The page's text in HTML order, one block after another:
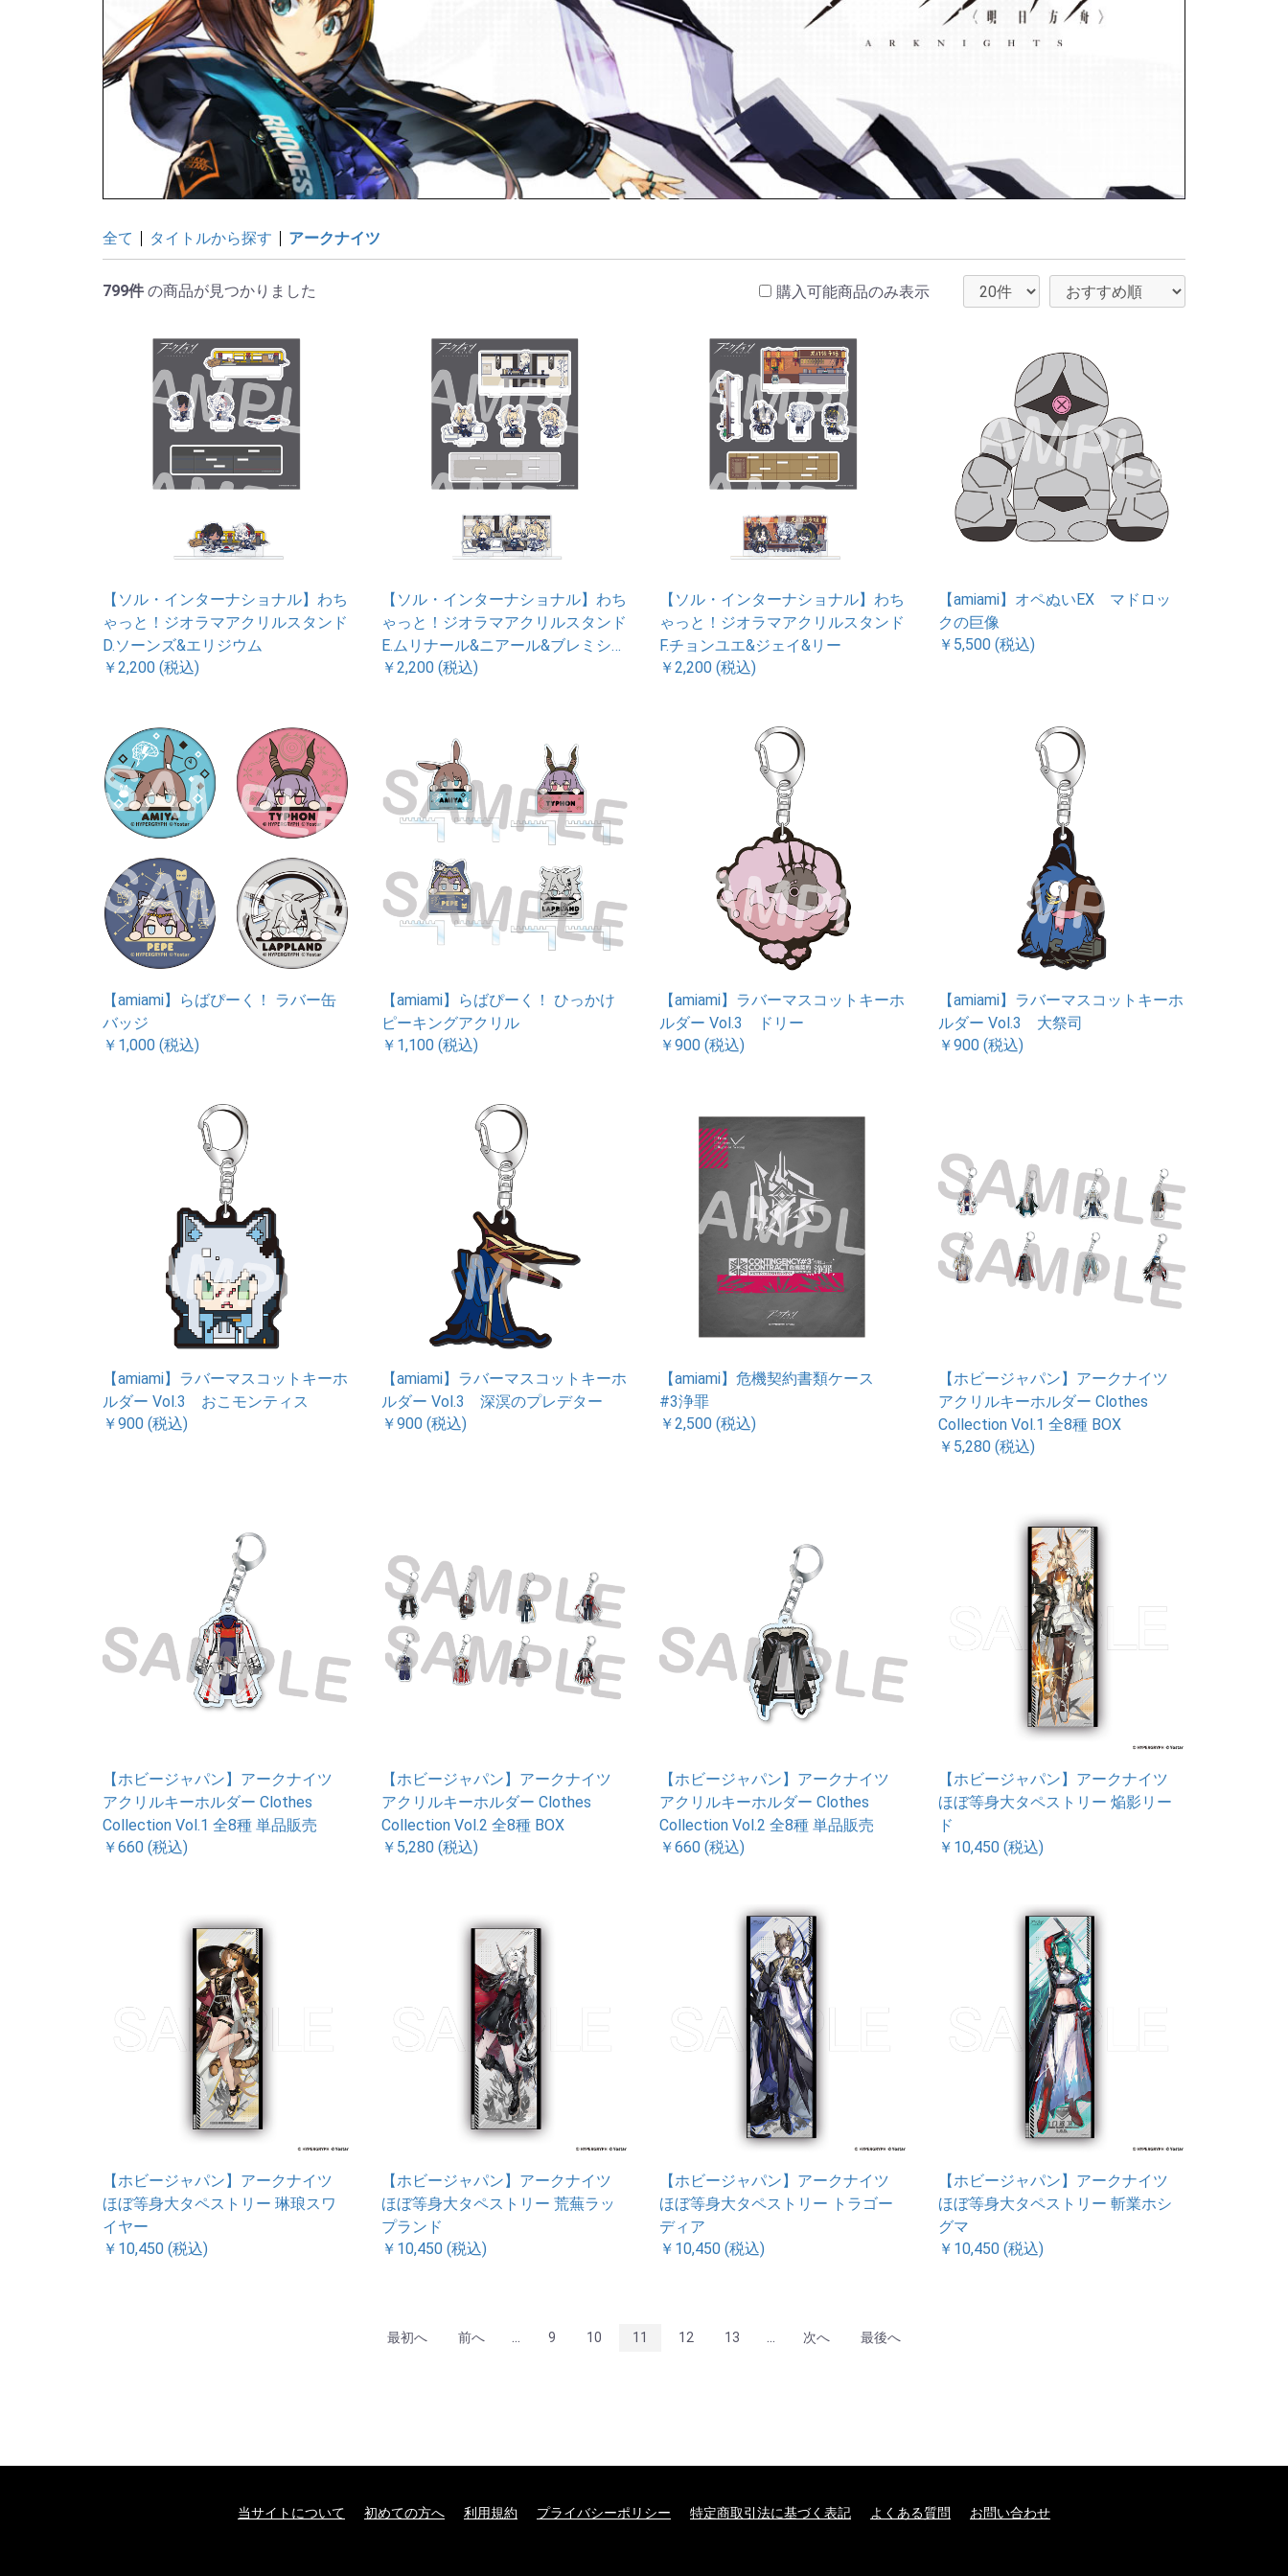
全て タイトルから探す アークナイツ
799件 の商品が見つかりました 購入可能商品のみ表示
【ソル・インターナショナル】わち
ゃっと！ジオラマアクリルスタンド
D.ソーンズ&エリジウム
￥2,200 (税込)
【ソル・インターナショナル】わち
ゃっと！ジオラマアクリルスタンド
E.ムリナール&ニアール&ブレミシャ
イン
￥2,200 (税込)
【ソル・インターナショナル】わち
ゃっと！ジオラマアクリルスタンド
F.チョンユエ&ジェイ&リー
￥2,200 (税込)
【amiami】オペぬいEX マドロッ
クの巨像
￥5,500 (税込)
【amiami】らばぴーく！ ラバー缶
バッジ
￥1,000 (税込)
【amiami】らばぴーく！ ひっかけ
ピーキングアクリル
￥1,100 (税込)
【amiami】ラバーマスコットキーホ
ルダー Vol.3 ドリー
￥900 (税込)
【amiami】ラバーマスコットキーホ
ルダー Vol.3 大祭司
￥900 (税込)
【amiami】ラバーマスコットキーホ
ルダー Vol.3 おこモンティス
￥900 (税込)
【amiami】ラバーマスコットキーホ
ルダー Vol.3 深溟のプレデター
￥900 (税込)
【amiami】危機契約書類ケース
#3浄罪
￥2,500 (税込)
【ホビージャパン】アークナイツ
アクリルキーホルダー Clothes
Collection Vol.1 全8種 BOX
￥5,280 (税込)
【ホビージャパン】アークナイツ
アクリルキーホルダー Clothes
Collection Vol.1 全8種 単品販売
￥660 (税込)
【ホビージャパン】アークナイツ
アクリルキーホルダー Clothes
Collection Vol.2 全8種 BOX
￥5,280 (税込)
【ホビージャパン】アークナイツ
アクリルキーホルダー Clothes
Collection Vol.2 全8種 単品販売
￥660 (税込)
【ホビージャパン】アークナイツ
ほぼ等身大タペストリー 焔影リー
ド
￥10,450 (税込)
【ホビージャパン】アークナイツ
ほぼ等身大タペストリー 琳琅スワ
イヤー
￥10,450 (税込)
【ホビージャパン】アークナイツ
ほぼ等身大タペストリー 荒蕪ラッ
プランド
￥10,450 (税込)
【ホビージャパン】アークナイツ
ほぼ等身大タペストリー トラゴー
ディア
￥10,450 (税込)
【ホビージャパン】アークナイツ
ほぼ等身大タペストリー 斬業ホシ
グマ
￥10,450 (税込)
最初へ 前へ ... 9 10 11 12 13 ... 次へ 最後へ
当サイトについて 初めての方へ 利用規約 プライバシーポリシー 特定商取引法に基づく表記 よくある質問 お問い合わせ